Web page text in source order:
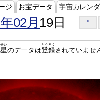
ジ お宝データ 宇宙カレン
02月 19日 >
せい
のデータは登録
とうろく
されていませ